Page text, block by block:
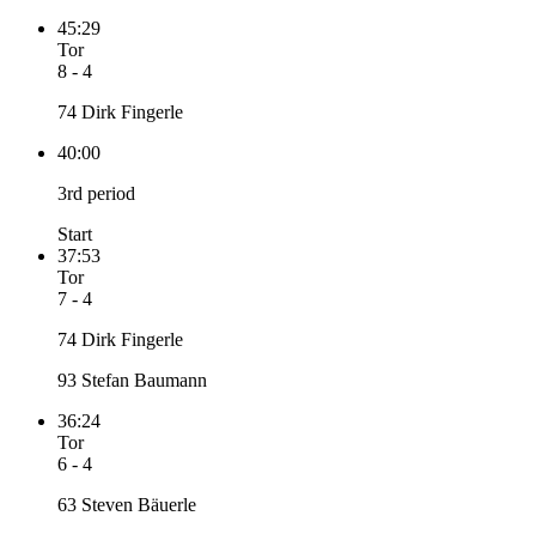
45:29
Tor
8 - 4
74 Dirk Fingerle
40:00
3rd period
Start
37:53
Tor
7 - 4
74 Dirk Fingerle
93 Stefan Baumann
36:24
Tor
6 - 4
63 Steven Bäuerle